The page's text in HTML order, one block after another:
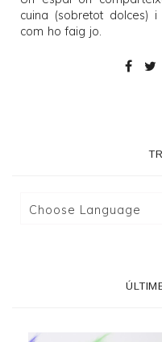
cuina (sobretot dolces)
com ho faig jo.